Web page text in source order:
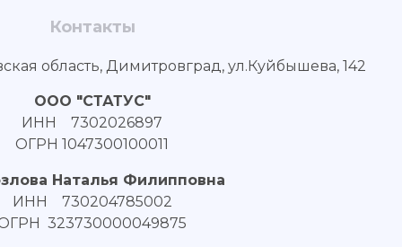
Контакты
область, Димитровград, ул.Куйбышева, 142
ООО "СТАТУС"
ИНН 7302026897
ОГРН 1047300100011
Наталья Филипповна
ИНН 730204785002
323730000049875